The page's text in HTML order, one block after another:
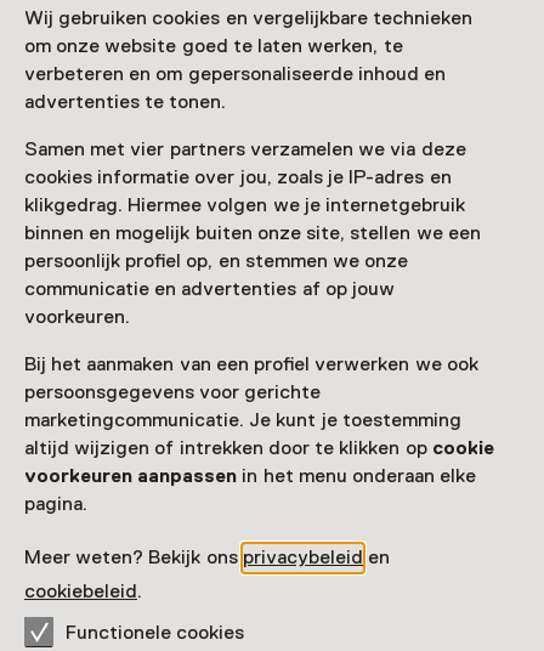
Wij gebruiken cookies en vergelijkbare technieken
om onze website goed te laten werken, te
verbeteren en om gepersonaliseerde inhoud en
advertenties te tonen.
Samen met vier partners verzamelen we via deze
cookies informatie over jou, zoals je IP-adres en
klikgedrag. Hiermee volgen we je internetgebruik
binnen en mogelijk buiten onze site, stellen we een
persoonlijk profiel op, en stemmen we onze
communicatie en advertenties af op jouw
voorkeuren.
Bij het aanmaken van een profiel verwerken we ook
persoonsgegevens voor gerichte
marketingcommunicatie. Je kunt je toestemming
altijd wijzigen of intrekken door te klikken op cookie
voorkeuren aanpassen in het menu onderaan elke
pagina.
Meer weten? Bekijk ons privacybeleid en
cookiebeleid.
Functionele cookies
Vandaag open van 10:00 tot 17:00 uur
Meer openingstijden
Zien & doen in Museum
Helmond
Vaste collectie
Kan de verbinding met de ander ons
redden?